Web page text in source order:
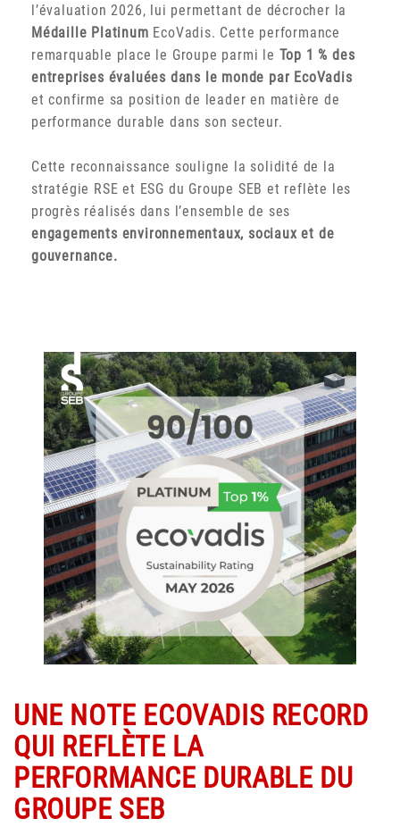
l’évaluation 2026, lui permettant de décrocher la
Médaille Platinum EcoVadis. Cette performance
remarquable place le Groupe parmi le Top 1 % des
entreprises évaluées dans le monde par EcoVadis
et confirme sa position de leader en matière de
performance durable dans son secteur.
Cette reconnaissance souligne la solidité de la
stratégie RSE et ESG du Groupe SEB et reflète les
progrès réalisés dans l’ensemble de ses
engagements environnementaux, sociaux et de
gouvernance.
UNE NOTE ECOVADIS RECORD
QUI REFLÈTE LA
PERFORMANCE DURABLE DU
GROUPE SEB